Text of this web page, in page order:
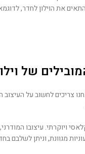
את הוילון לחדר,
של
צריכים לחשוב על
ויוקרתי. עיצובו
מגוונת, וניתן לשלבם